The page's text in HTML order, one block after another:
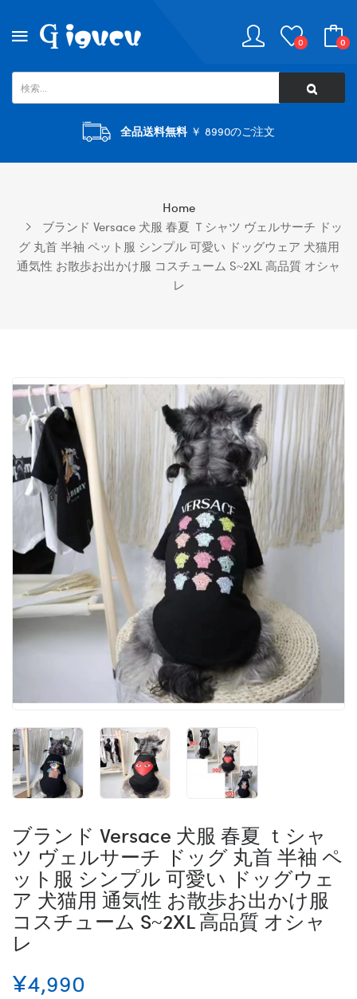
0 0
全品送料無料￥ 8990のご注文
Home
ブランド Versace 犬服 春夏 Ｔシャツ ヴェルサーチ ドッ
グ 丸首 半袖 ペット服 シンプル 可愛い ドッグウェア 犬猫用
通気性 お散歩お出かけ服 コスチューム S~2XL 高品質 オシャ
レ
ブランド Versace 犬服 春夏 ｔシャ
ツ ヴェルサーチ ドッグ 丸首 半袖 ペ
ット服 シンプル 可愛い ドッグウェ
ア 犬猫用 通気性 お散歩お出かけ服
コスチューム S~2XL 高品質 オシャ
レ
¥4,990